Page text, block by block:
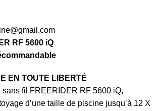
RF 5600 iQ
EN TOUTE LIBERTÉ
sans fil FREERIDER RF 5600 iQ,
d’une taille de piscine jusqu’à 12 X